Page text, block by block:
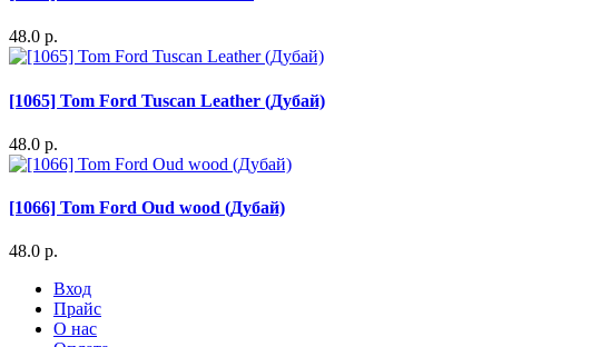
48.0 р.
[1065] Tom Ford Tuscan Leather (Дубай)
48.0 р.
[1066] Tom Ford Oud wood (Дубай)
48.0 р.
Вход
Прайс
О нас